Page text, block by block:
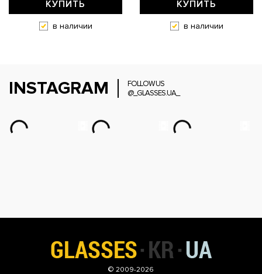
КУПИТЬ
в наличии
КУПИТЬ
в наличии
INSTAGRAM
FOLLOW US
@_GLASSES.UA_
© 2009-2026